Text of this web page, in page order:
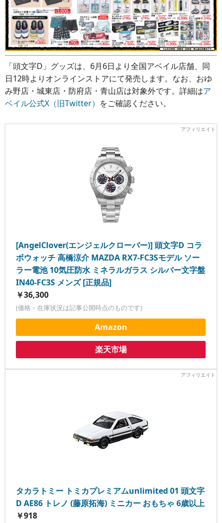
「頭文字D」グッズは、6月6日より全国アベイル店舗、同
日12時よりオンラインストアにて発売します。なお、おゆ
み野店・城東店・防府店・青山店は対象外です。詳細はア
ベイル公式X（旧Twitter） をご確認ください。
[AngelClover(エンジェルクローバー)] 頭文字D コラ
ボウォッチ 高橋涼介 MAZDA RX7-FC3Sモデル ソー
ラー電池 10気圧防水 ミネラルガラス シルバー文字盤
IN40-FC3S メンズ [正規品]
￥36,300
(価格・在庫状況は記事公開時点のものです)
Amazon
楽天市場
タカラトミー トミカプレミアムunlimited 01 頭文字
D AE86 トレノ (藤原拓海) ミニカー おもちゃ 6歳以上
￥918